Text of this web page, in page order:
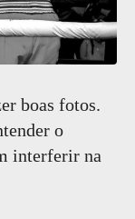
boas fotos.
o
interferir na